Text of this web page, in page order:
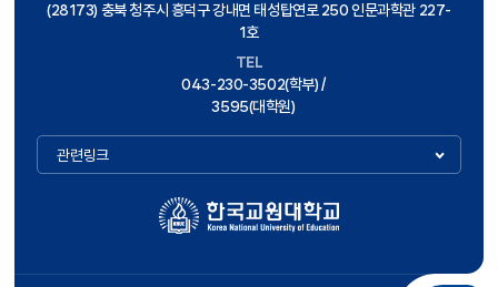
(28173) 충북 청주시 흥덕구 강내면 태성탑연로 250 인문과학관 227-
1호
TEL
043-230-3502(학부) /
3595(대학원)
관련링크